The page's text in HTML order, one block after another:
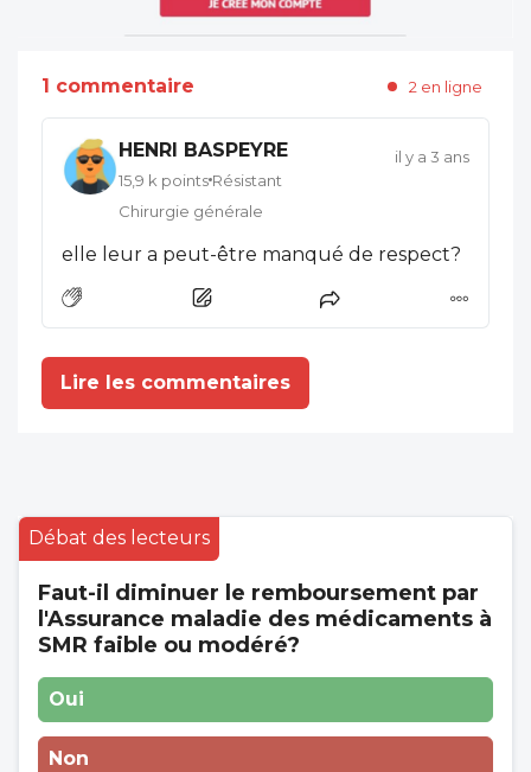
1 commentaire 2 en ligne
HENRI BASPEYRE
15,9 k points Résistant
Chirurgie générale
il y a 3 ans
elle leur a peut-être manqué de respect?
Lire les commentaires
Débat des lecteurs
Faut-il diminuer le remboursement par
l'Assurance maladie des médicaments à
SMR faible ou modéré?
Oui
Non